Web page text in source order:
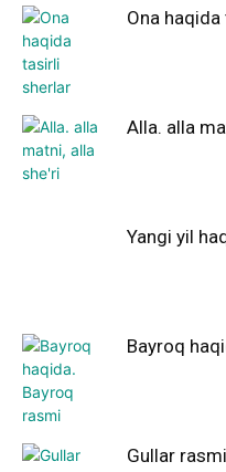
Ona
Alla. alla
Yangi yil
Bayroq
Gullar